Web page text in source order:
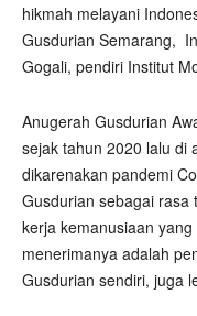
hikmah melayani
Gusdurian Semarang,
Gogali, pendiri Institut
Anugerah Gusdurian
sejak tahun 2020 lalu di
dikarenakan pandemi
Gusdurian sebagai rasa
kerja kemanusiaan
menerimanya adalah
Gusdurian sendiri, juga